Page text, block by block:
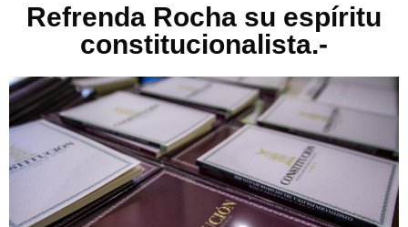
Refrenda Rocha su espíritu
constitucionalista.-